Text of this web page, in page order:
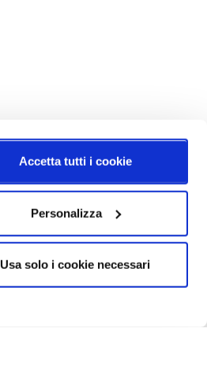
Accetta tutti i cookie
Personalizza
Usa solo i cookie necessari